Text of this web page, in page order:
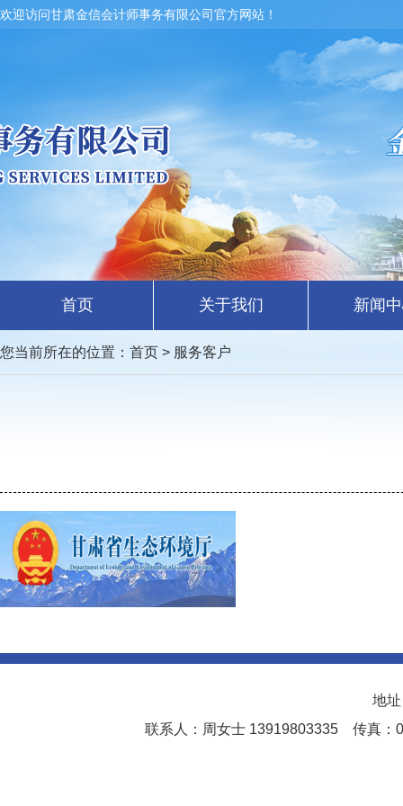
欢迎访问甘肃金信会计师事务有限公司官方网站！
首页 关于我们 新闻
您当前所在的位置： 首页 > 服务客户
地
联系人：周女士 13919803335 传真